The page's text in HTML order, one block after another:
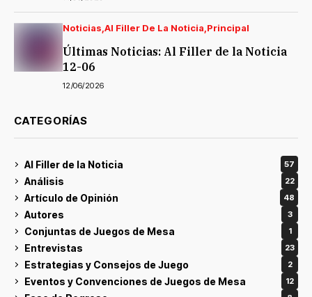
Noticias Al Filler De La Noticia Principal
Últimas Noticias: Al Filler de la Noticia
12-06
12/06/2026
CATEGORÍAS
Al Filler de la Noticia 57
Análisis 22
Artículo de Opinión 48
Autores 3
Conjuntas de Juegos de Mesa 1
Entrevistas 23
Estrategias y Consejos de Juego 2
Eventos y Convenciones de Juegos de Mesa 12